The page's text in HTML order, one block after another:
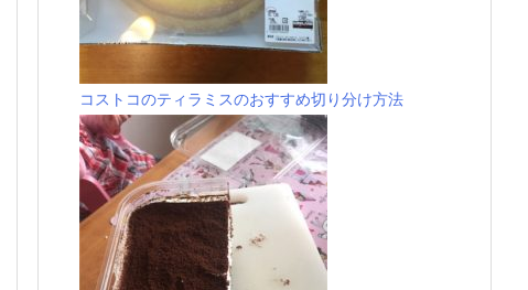
コストコのティラミスのおすすめ切り分け方法